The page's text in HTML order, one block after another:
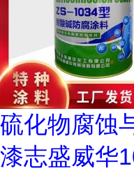
硫化物腐蚀
漆志盛威华